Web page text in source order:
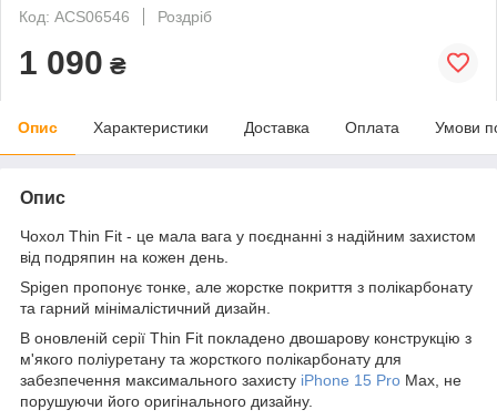
Код: ACS06546
Роздріб
1 090 ₴
Опис Характеристики Доставка Оплата Умови
Опис
Чохол Thin Fit - це мала вага у поєднанні з надійним захистом
від подряпин на кожен день.
Spigen пропонує тонке, але жорстке покриття з полікарбонату
та гарний мінімалістичний дизайн.
В оновленій серії Thin Fit покладено двошарову конструкцію з
м'якого поліуретану та жорсткого полікарбонату для
забезпечення максимального захисту iPhone 15 Pro Max, не
порушуючи його оригінального дизайну.